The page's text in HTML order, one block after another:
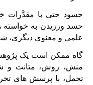
حسود حتی با مقدَّرات
حسد ورزیدن به خواسته
علمی و معنوی دیگری،
گاه ممکن است یک
منش، روش، متانت و
تحمل، با پرسش های